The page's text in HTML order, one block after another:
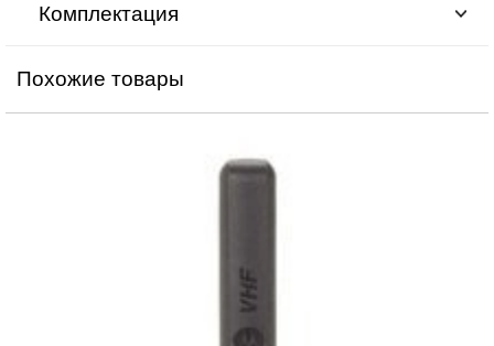
Комплектация
Похожие товары